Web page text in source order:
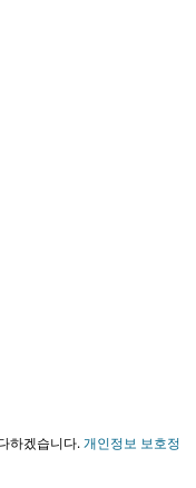
하겠습니다.개인정보 보호정